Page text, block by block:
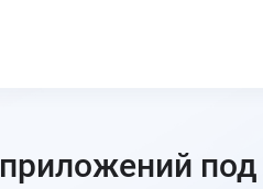
под